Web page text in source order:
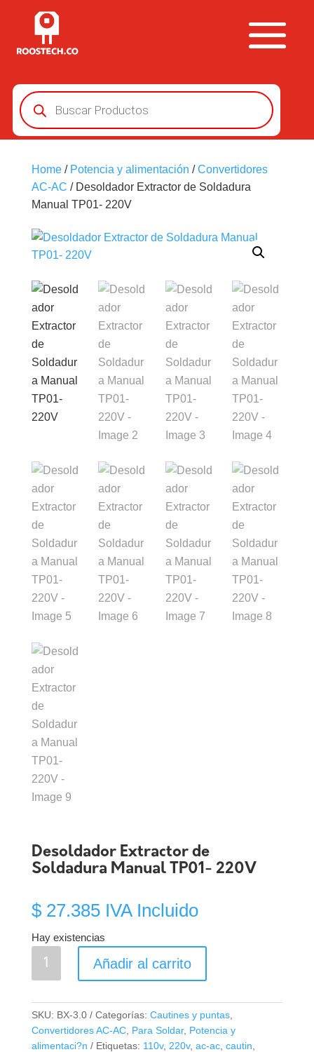
Búsqueda
de
productos
Home/ Potencia y alimentación /Convertidores
AC-AC / Desoldador Extractor de Soldadura
Manual TP01- 220V
Desoldador Extractor de
Soldadura Manual TP01- 220V
$27.385 IVA Incluido
Hay existencias
Desoldador
Soldadura
Manual
TP01-
Añadir al carrito
SKU: BX-3.0 Categorías: Cautines y puntas,
Convertidores AC-AC, Para Soldar, Potencia y
alimentaci?n
Etiquetas: 110v, 220v, ac-ac, cautin